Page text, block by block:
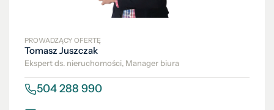
PROWADZĄCY OFERTĘ
Tomasz Juszczak
Ekspert ds. nieruchomości, Manager biura
504 288 990